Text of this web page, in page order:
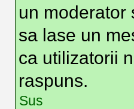
un moderator
sa lase un
ca utilizatorii
raspuns.
Sus